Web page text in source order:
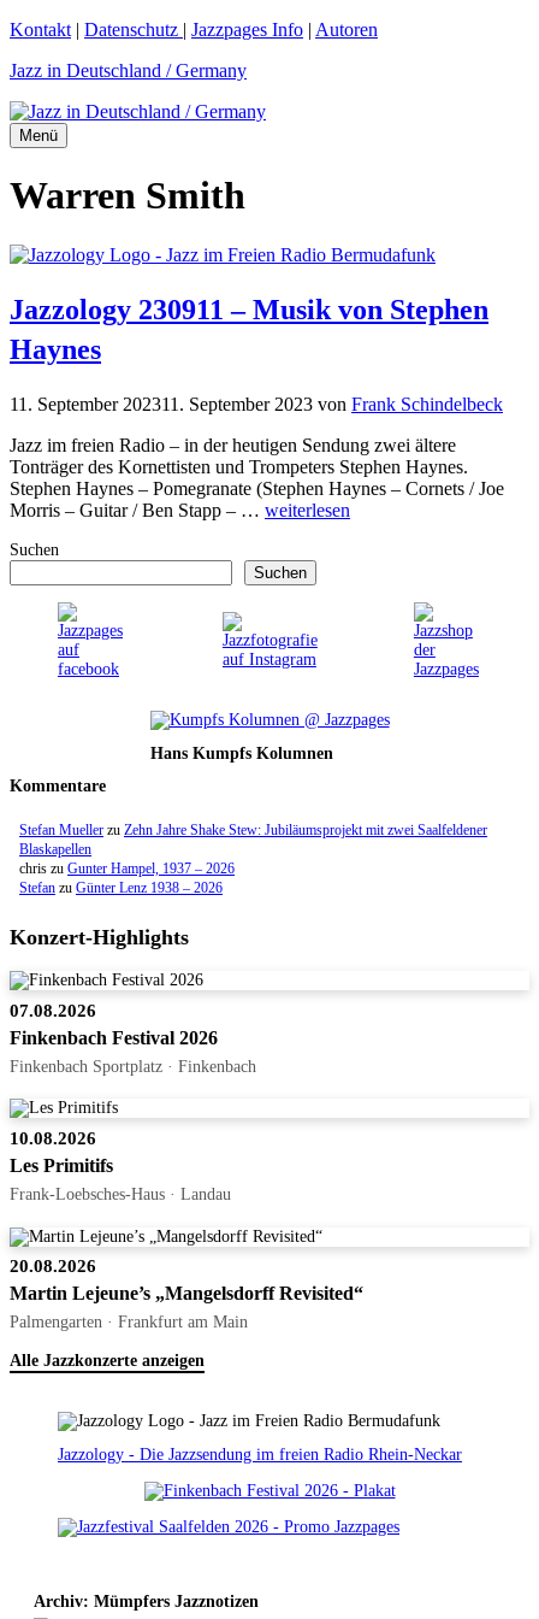
Zum
springen
Kontakt | Datenschutz | Jazzpages Info | Autoren
Jazz in Deutschland / Germany
Menü
Warren Smith
Jazzology 230911 – Musik von Stephen
Haynes
11. September 202311. September 2023 von Frank Schindelbeck
Jazz im freien Radio – in der heutigen Sendung zwei ältere
Tonträger des Kornettisten und Trompeters Stephen Haynes.
Stephen Haynes – Pomegranate (Stephen Haynes – Cornets / Joe
Morris – Guitar / Ben Stapp – … weiterlesen
Suchen
Suchen
Hans Kumpfs Kolumnen
Kommentare
Stefan Mueller zu Zehn Jahre Shake Stew: Jubiläumsprojekt mit zwei Saalfeldener
Blaskapellen
chris zu Gunter Hampel, 1937 – 2026
Stefan zu Günter Lenz 1938 – 2026
Konzert-Highlights
07.08.2026
Finkenbach Festival 2026
Finkenbach Sportplatz · Finkenbach
10.08.2026
Les Primitifs
Frank-Loebsches-Haus · Landau
20.08.2026
Martin Lejeune’s „Mangelsdorff Revisited“
Palmengarten · Frankfurt am Main
Alle Jazzkonzerte anzeigen
Jazzology - Die Jazzsendung im freien Radio Rhein-Neckar
Archiv: Mümpfers Jazznotizen